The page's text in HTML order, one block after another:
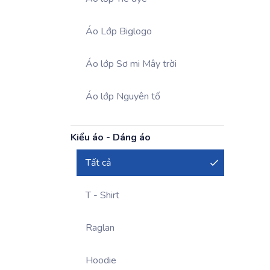
Áo Lớp Biglogo
Áo lớp Sơ mi Mây trời
Áo lớp Nguyên tố
Kiểu áo - Dáng áo
Tất cả
T - Shirt
Raglan
Hoodie